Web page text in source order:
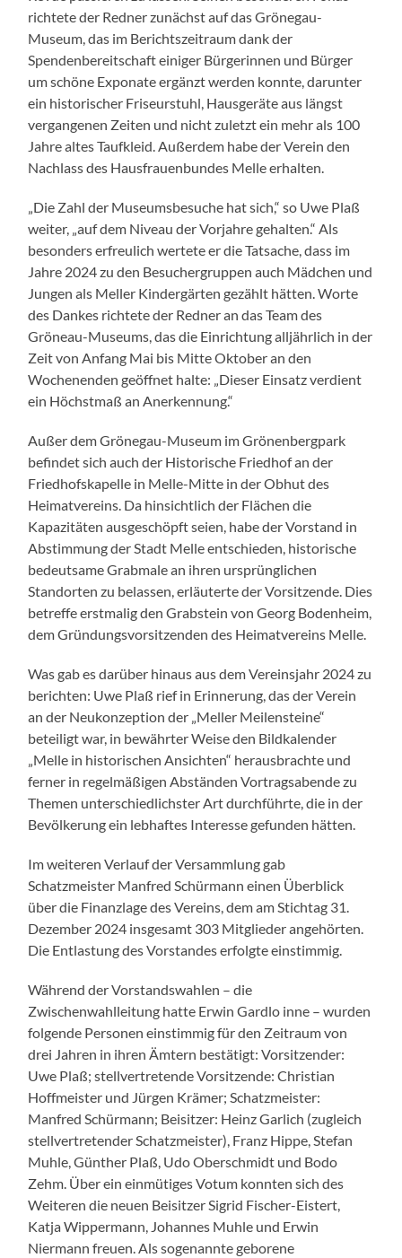
richtete der Redner zunächst auf das Grönegau-
Museum, das im Berichtszeitraum dank der
Spendenbereitschaft einiger Bürgerinnen und Bürger
um schöne Exponate ergänzt werden konnte, darunter
ein historischer Friseurstuhl, Hausgeräte aus längst
vergangenen Zeiten und nicht zuletzt ein mehr als 100
Jahre altes Taufkleid. Außerdem habe der Verein den
Nachlass des Hausfrauenbundes Melle erhalten.
„Die Zahl der Museumsbesuche hat sich,“ so Uwe Plaß
weiter, „auf dem Niveau der Vorjahre gehalten.“ Als
besonders erfreulich wertete er die Tatsache, dass im
Jahre 2024 zu den Besuchergruppen auch Mädchen und
Jungen als Meller Kindergärten gezählt hätten. Worte
des Dankes richtete der Redner an das Team des
Gröneau-Museums, das die Einrichtung alljährlich in der
Zeit von Anfang Mai bis Mitte Oktober an den
Wochenenden geöffnet halte: „Dieser Einsatz verdient
ein Höchstmaß an Anerkennung.“
Außer dem Grönegau-Museum im Grönenbergpark
befindet sich auch der Historische Friedhof an der
Friedhofskapelle in Melle-Mitte in der Obhut des
Heimatvereins. Da hinsichtlich der Flächen die
Kapazitäten ausgeschöpft seien, habe der Vorstand in
Abstimmung der Stadt Melle entschieden, historische
bedeutsame Grabmale an ihren ursprünglichen
Standorten zu belassen, erläuterte der Vorsitzende. Dies
betreffe erstmalig den Grabstein von Georg Bodenheim,
dem Gründungsvorsitzenden des Heimatvereins Melle.
Was gab es darüber hinaus aus dem Vereinsjahr 2024 zu
berichten: Uwe Plaß rief in Erinnerung, das der Verein
an der Neukonzeption der „Meller Meilensteine“
beteiligt war, in bewährter Weise den Bildkalender
„Melle in historischen Ansichten“ herausbrachte und
ferner in regelmäßigen Abständen Vortragsabende zu
Themen unterschiedlichster Art durchführte, die in der
Bevölkerung ein lebhaftes Interesse gefunden hätten.
Im weiteren Verlauf der Versammlung gab
Schatzmeister Manfred Schürmann einen Überblick
über die Finanzlage des Vereins, dem am Stichtag 31.
Dezember 2024 insgesamt 303 Mitglieder angehörten.
Die Entlastung des Vorstandes erfolgte einstimmig.
Während der Vorstandswahlen – die
Zwischenwahlleitung hatte Erwin Gardlo inne – wurden
folgende Personen einstimmig für den Zeitraum von
drei Jahren in ihren Ämtern bestätigt: Vorsitzender:
Uwe Plaß; stellvertretende Vorsitzende: Christian
Hoffmeister und Jürgen Krämer; Schatzmeister:
Manfred Schürmann; Beisitzer: Heinz Garlich (zugleich
stellvertretender Schatzmeister), Franz Hippe, Stefan
Muhle, Günther Plaß, Udo Oberschmidt und Bodo
Zehm. Über ein einmütiges Votum konnten sich des
Weiteren die neuen Beisitzer Sigrid Fischer-Eistert,
Katja Wippermann, Johannes Muhle und Erwin
Niermann freuen. Als sogenannte geborene